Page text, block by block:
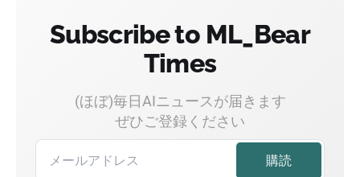
Subscribe to ML_Bear
Times
(ほぼ)毎日AIニュースが届きます
ぜひご登録ください